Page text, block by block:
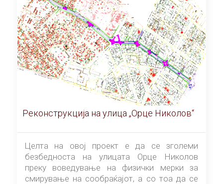
Реконструкција на улица „Орце Николов“
Целта на овој проект е да се зголеми
безбедноста на улицата Орце Николов
преку воведување на физички мерки за
смирување на сообраќајот, а со тоа да се